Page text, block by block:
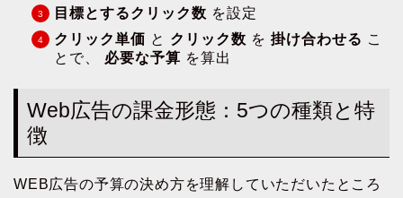
目標とするクリック数 を設定
クリック単価 と クリック数 を 掛け合わせる こ
とで、 必要な予算 を算出
Web広告の課金形態：5つの種類と特
徴
WEB広告の予算の決め方を理解していただいたところ